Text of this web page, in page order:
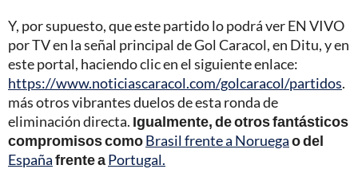
Y, por supuesto, que este partido lo podrá ver EN VIVO
por TV en la señal principal de Gol Caracol, en Ditu, y en
este portal, haciendo clic en el siguiente enlace:
https://www.noticiascaracol.com/golcaracol/partidos.
más otros vibrantes duelos de esta ronda de
eliminación directa. Igualmente, de otros fantásticos
compromisos comoBrasil frente a Noruegao del
Españafrente aPortugal.